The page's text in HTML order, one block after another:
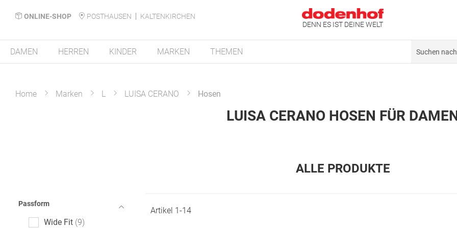
ONLINE-SHOP POSTHAUSEN
KALTENKIRCHEN
DENN ES IST DEINE WELT
DAMEN HERREN KINDER MARKEN THEMEN
Home Marken L LUISA CERANO Hosen
LUISA CERANO HOSEN FÜR
ALLE PRODUKTE
Passform
Wide Fit 9
Artikel 1-14